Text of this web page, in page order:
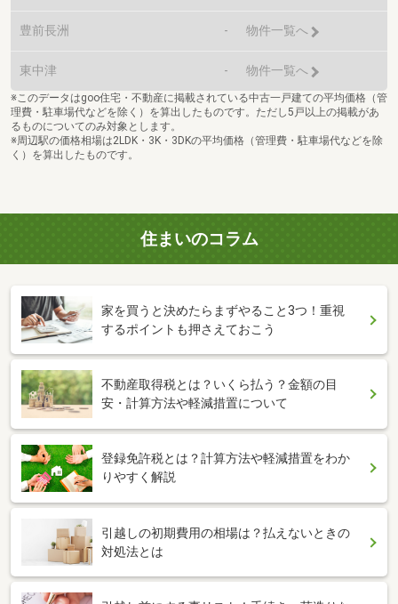
豊前長洲 - 物件一覧へ
東中津 - 物件一覧へ
※このデータはgoo住宅・不動産に掲載されている中古一戸建ての平均価格（管
理費・駐車場代などを除く）を算出したものです。ただし5戸以上の掲載があ
るものについてのみ対象とします。
※周辺駅の価格相場は2LDK・3K・3DKの平均価格（管理費・駐車場代などを除
く）を算出したものです。
住まいのコラム
家を買うと決めたらまずやること3つ！重視
するポイントも押さえておこう
不動産取得税とは？いくら払う？金額の目
安・計算方法や軽減措置について
登録免許税とは？計算方法や軽減措置をわか
りやすく解説
引越しの初期費用の相場は？払えないときの
対処法とは